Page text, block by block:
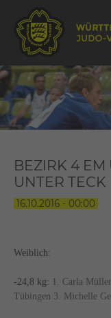
BEZIRK 4
UNTER TECK
16.10.2016 - 00:00
Weiblich:
-24,8 kg: 1. Carla
Tübingen 3. Michelle